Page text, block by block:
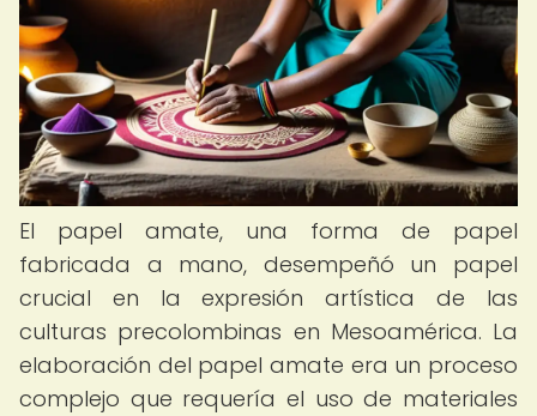
El papel amate, una forma de papel
fabricada a mano, desempeñó un papel
crucial en la expresión artística de las
culturas precolombinas en Mesoamérica. La
elaboración del papel amate era un proceso
complejo que requería el uso de materiales